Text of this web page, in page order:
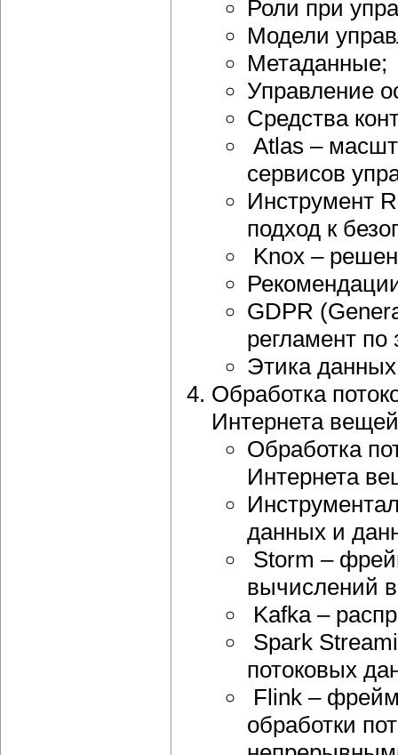
Роли при
Модели
Метаданные;
Управление
Средства
Atlas –
сервисов
Инструмент
подход к
Knox –
GDPR
регламент
Этика
Обработка
Интернета
Обработка
Интернета
данных и
Storm –
вычислений
Kafka –
Spark
потоковых
Flink –
обработки